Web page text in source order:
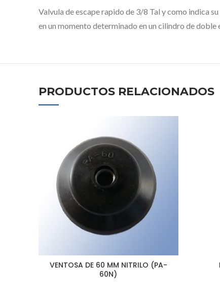
Valvula de escape rapido de 3/8 Tal y como indica
en un momento determinado en un cilindro de doble
PRODUCTOS RELACIONADOS
VENTOSA DE 60 MM NITRILO (PA-
60N)